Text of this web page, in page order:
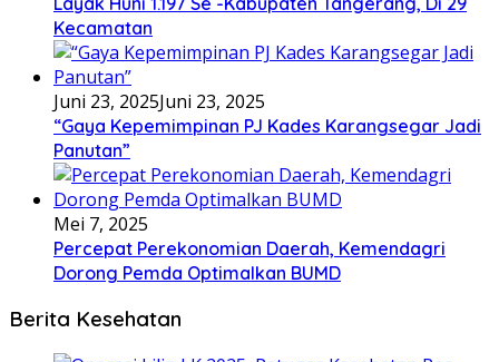
Kecamatan
Juni 23, 2025Juni 23, 2025
“Gaya Kepemimpinan PJ Kades Karangsegar Jadi
Panutan”
Mei 7, 2025
Percepat Perekonomian Daerah, Kemendagri
Dorong Pemda Optimalkan BUMD
Berita Kesehatan